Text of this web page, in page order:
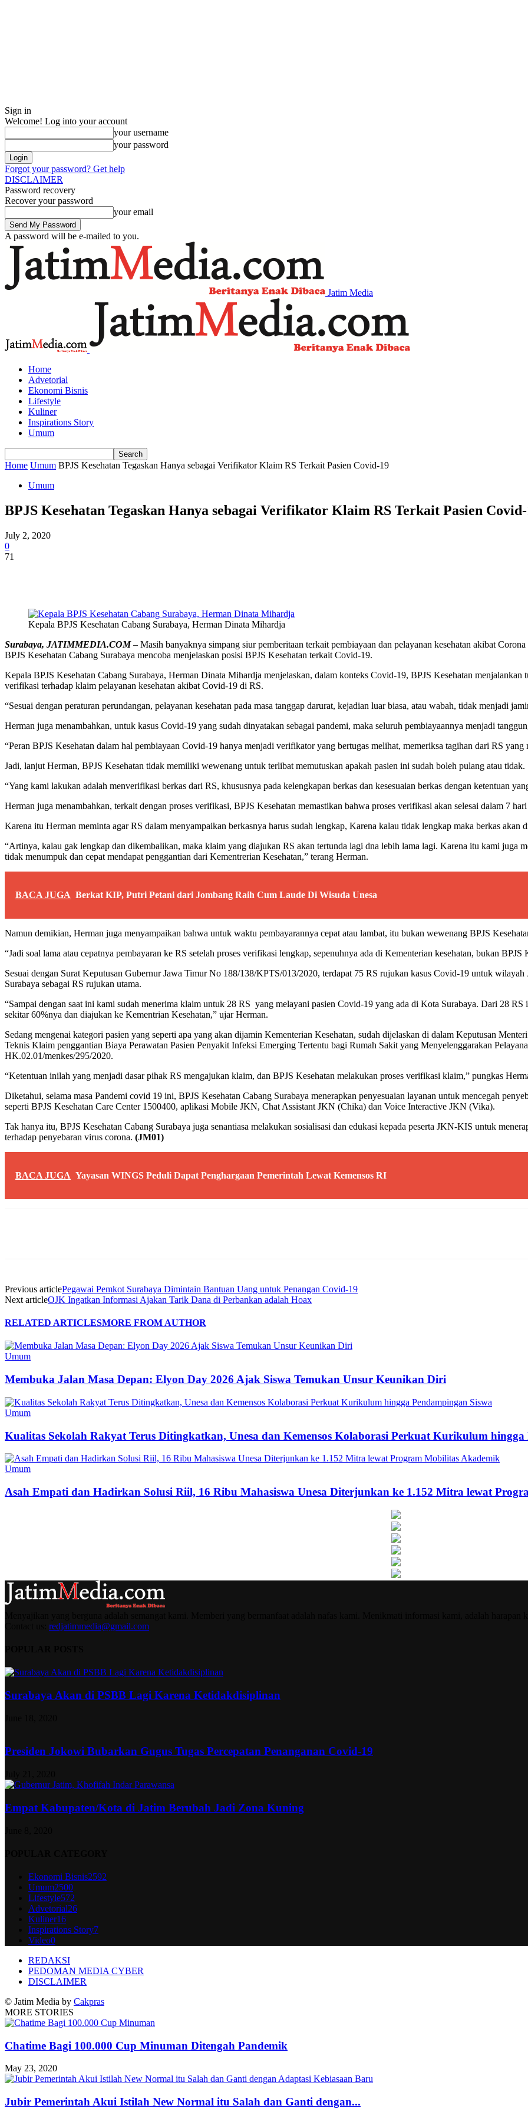
Sign in
Welcome! Log into your account
your username
your password
Forgot your password? Get help
DISCLAIMER
Password recovery
Recover your password
your email
A password will be e-mailed to you.
Jatim Media
Home
Advetorial
Ekonomi Bisnis
Lifestyle
Kuliner
Inspirations Story
Umum
Home Umum BPJS Kesehatan Tegaskan Hanya sebagai Verifikator Klaim RS Terkait Pasien Covid-19
Umum
BPJS Kesehatan Tegaskan Hanya sebagai Verifikator Klaim RS Terkait Pasien
July 2, 2020
0
71
Kepala BPJS Kesehatan Cabang Surabaya, Herman Dinata Mihardja
Surabaya, JATIMMEDIA.COM– Masih banyaknya simpang siur pemberitaan terkait pembiayaan dan pelayanan kesehatan akibat
BPJS Kesehatan Cabang Surabaya mencoba menjelaskan posisi BPJS Kesehatan terkait Covid-19.
Kepala BPJS Kesehatan Cabang Surabaya, Herman Dinata Mihardja menjelaskan, dalam konteks Covid-19, BPJS Kesehatan
verifikasi terhadap klaim pelayanan kesehatan akibat Covid-19 di RS.
“Sesuai dengan peraturan perundangan, pelayanan kesehatan pada masa tanggap darurat, kejadian luar biasa, atau wabah, tidak menjadi
Herman juga menambahkan, untuk kasus Covid-19 yang sudah dinyatakan sebagai pandemi, maka seluruh pembiayaannya menjadi
“Peran BPJS Kesehatan dalam hal pembiayaan Covid-19 hanya menjadi verifikator yang bertugas melihat, memeriksa tagihan dari RS
Jadi, lanjut Herman, BPJS Kesehatan tidak memiliki wewenang untuk terlibat memutuskan apakah pasien ini sudah boleh pulang atau tidak.
“Yang kami lakukan adalah menverifikasi berkas dari RS, khususnya pada kelengkapan berkas dan kesesuaian berkas dengan ketentuan
Herman juga menambahkan, terkait dengan proses verifikasi, BPJS Kesehatan memastikan bahwa proses verifikasi akan selesai dalam 7
Karena itu Herman meminta agar RS dalam menyampaikan berkasnya harus sudah lengkap, Karena kalau tidak lengkap maka berkas
“Artinya, kalau gak lengkap dan dikembalikan, maka klaim yang diajukan RS akan tertunda lagi dna lebih lama lagi. Karena itu kami juga
tidak menumpuk dan cepat mendapat penggantian dari Kementrerian Kesehatan,” terang Herman.
BACA JUGA Berkat KIP, Putri Petani dari Jombang Raih Cum Laude Di Wisuda Unesa
Namun demikian, Herman juga menyampaikan bahwa untuk waktu pembayarannya cepat atau lambat, itu bukan wewenang BPJS
“Jadi soal lama atau cepatnya pembayaran ke RS setelah proses verifikasi lengkap, sepenuhnya ada di Kementerian kesehatan, bukan BPJS
Sesuai dengan Surat Keputusan Gubernur Jawa Timur No 188/138/KPTS/013/2020, terdapat 75 RS rujukan kasus Covid-19 untuk
Surabaya sebagai RS rujukan utama.
“Sampai dengan saat ini kami sudah menerima klaim untuk 28 RS yang melayani pasien Covid-19 yang ada di Kota Surabaya. Dari 28
sekitar 60%nya dan diajukan ke Kementrian Kesehatan,” ujar Herman.
Sedang mengenai kategori pasien yang seperti apa yang akan dijamin Kementerian Kesehatan, sudah dijelaskan di dalam Keputusan
Teknis Klaim penggantian Biaya Perawatan Pasien Penyakit Infeksi Emerging Tertentu bagi Rumah Sakit yang Menyelenggarakan
HK.02.01/menkes/295/2020.
“Ketentuan inilah yang menjadi dasar pihak RS mengajukan klaim, dan BPJS Kesehatan melakukan proses verifikasi klaim,” pungkas
Diketahui, selama masa Pandemi covid 19 ini, BPJS Kesehatan Cabang Surabaya menerapkan penyesuaian layanan untuk mencegah
seperti BPJS Kesehatan Care Center 1500400, aplikasi Mobile JKN, Chat Assistant JKN (Chika) dan Voice Interactive JKN (Vika).
Tak hanya itu, BPJS Kesehatan Cabang Surabaya juga senantiasa melakukan sosialisasi dan edukasi kepada peserta JKN-KIS untuk
terhadap penyebaran virus corona. (JM01)
BACA JUGA Yayasan WINGS Peduli Dapat Penghargaan Pemerintah Lewat Kemensos RI
Previous articlePegawai Pemkot Surabaya Dimintain Bantuan Uang untuk Penangan Covid-19
Next articleOJK Ingatkan Informasi Ajakan Tarik Dana di Perbankan adalah Hoax
RELATED ARTICLESMORE FROM AUTHOR
Umum
Membuka Jalan Masa Depan: Elyon Day 2026 Ajak Siswa Temukan Unsur Keunikan Diri
Umum
Kualitas Sekolah Rakyat Terus Ditingkatkan, Unesa dan Kemensos Kolaborasi Perkuat Kurikulum hingga
Umum
Asah Empati dan Hadirkan Solusi Riil, 16 Ribu Mahasiswa Unesa Diterjunkan ke 1.152 Mitra lewat
redjatimmedia@gmail.com
Surabaya Akan di PSBB Lagi Karena Ketidakdisiplinan
Presiden Jokowi Bubarkan Gugus Tugas Percepatan Penanganan Covid-19
Empat Kabupaten/Kota di Jatim Berubah Jadi Zona Kuning
Ekonomi Bisnis2592
Umum2500
Lifestyle572
Advetorial26
Kuliner16
Inspirations Story7
Video0
REDAKSI
PEDOMAN MEDIA CYBER
DISCLAIMER
© Jatim Media by Cakpras
MORE STORIES
Chatime Bagi 100.000 Cup Minuman Ditengah Pandemik
May 23, 2020
Jubir Pemerintah Akui Istilah New Normal itu Salah dan Ganti dengan...